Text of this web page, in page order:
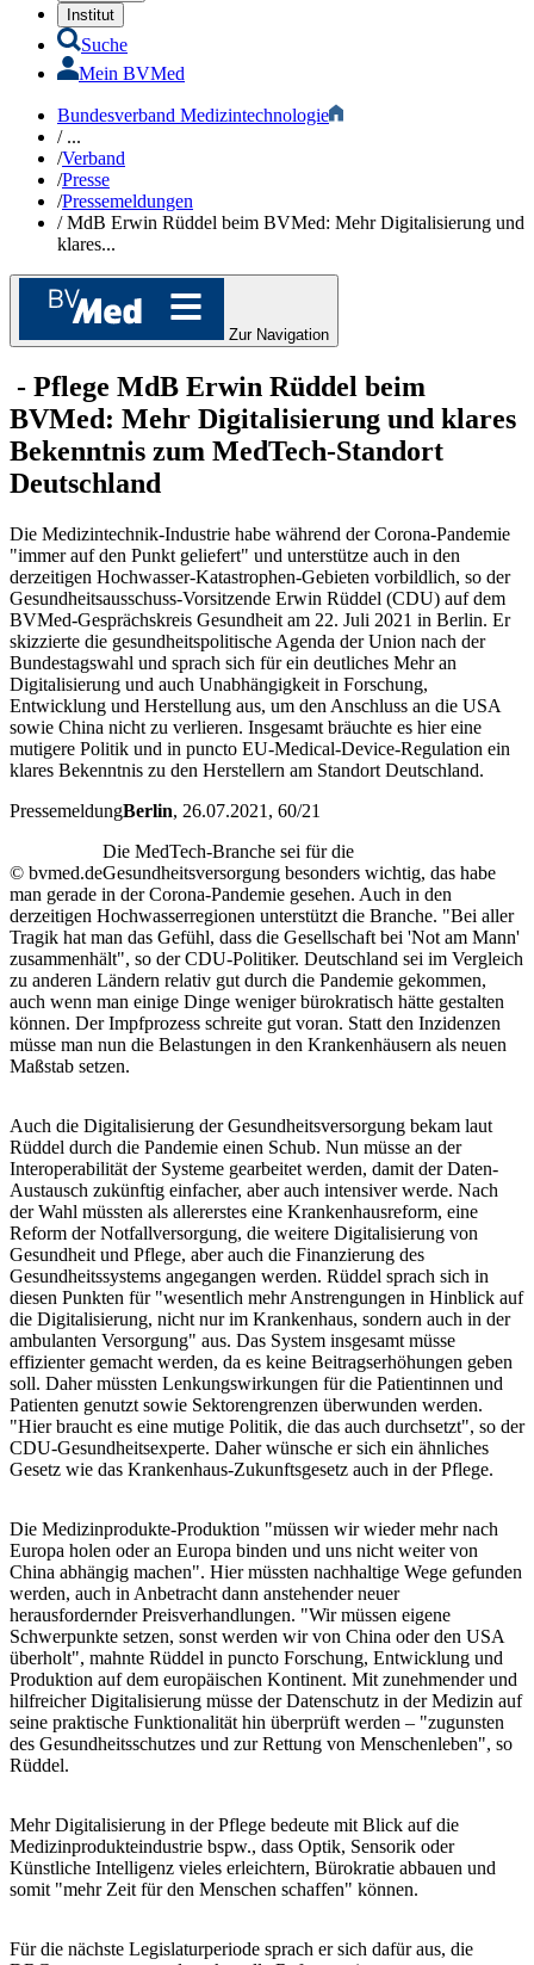
Institut
Suche
Mein BVMed
Bundesverband Medizintechnologie
/...
/Verband
/Presse
/Pressemeldungen
/MdB Erwin Rüddel beim BVMed: Mehr Digitalisierung und
klares...
Zur Navigation
- Pflege MdB Erwin Rüddel beim
BVMed: Mehr Digitalisierung und klares
Bekenntnis zum MedTech-Standort
Deutschland
Die Medizintechnik-Industrie habe während der Corona-Pandemie
"immer auf den Punkt geliefert" und unterstütze auch in den
derzeitigen Hochwasser-Katastrophen-Gebieten vorbildlich, so der
Gesundheitsausschuss-Vorsitzende Erwin Rüddel (CDU) auf dem
BVMed-Gesprächskreis Gesundheit am 22. Juli 2021 in Berlin. Er
skizzierte die gesundheitspolitische Agenda der Union nach der
Bundestagswahl und sprach sich für ein deutliches Mehr an
Digitalisierung und auch Unabhängigkeit in Forschung,
Entwicklung und Herstellung aus, um den Anschluss an die USA
sowie China nicht zu verlieren. Insgesamt bräuchte es hier eine
mutigere Politik und in puncto EU-Medical-Device-Regulation ein
klares Bekenntnis zu den Herstellern am Standort Deutschland.
PressemeldungBerlin, 26.07.2021 , 60/21
© bvmed.de
Die MedTech-Branche sei für die
Gesundheitsversorgung besonders wichtig, das habe
man gerade in der Corona-Pandemie gesehen. Auch in den
derzeitigen Hochwasserregionen unterstützt die Branche. "Bei aller
Tragik hat man das Gefühl, dass die Gesellschaft bei 'Not am Mann'
zusammenhält", so der CDU-Politiker. Deutschland sei im Vergleich
zu anderen Ländern relativ gut durch die Pandemie gekommen,
auch wenn man einige Dinge weniger bürokratisch hätte gestalten
können. Der Impfprozess schreite gut voran. Statt den Inzidenzen
müsse man nun die Belastungen in den Krankenhäusern als neuen
Maßstab setzen.
Auch die Digitalisierung der Gesundheitsversorgung bekam laut
Rüddel durch die Pandemie einen Schub. Nun müsse an der
Interoperabilität der Systeme gearbeitet werden, damit der Daten-
Austausch zukünftig einfacher, aber auch intensiver werde. Nach
der Wahl müssten als allererstes eine Krankenhausreform, eine
Reform der Notfallversorgung, die weitere Digitalisierung von
Gesundheit und Pflege, aber auch die Finanzierung des
Gesundheitssystems angegangen werden. Rüddel sprach sich in
diesen Punkten für "wesentlich mehr Anstrengungen in Hinblick auf
die Digitalisierung, nicht nur im Krankenhaus, sondern auch in der
ambulanten Versorgung" aus. Das System insgesamt müsse
effizienter gemacht werden, da es keine Beitragserhöhungen geben
soll. Daher müssten Lenkungswirkungen für die Patientinnen und
Patienten genutzt sowie Sektorengrenzen überwunden werden.
"Hier braucht es eine mutige Politik, die das auch durchsetzt", so der
CDU-Gesundheitsexperte. Daher wünsche er sich ein ähnliches
Gesetz wie das Krankenhaus-Zukunftsgesetz auch in der Pflege.
Die Medizinprodukte-Produktion "müssen wir wieder mehr nach
Europa holen oder an Europa binden und uns nicht weiter von
China abhängig machen". Hier müssten nachhaltige Wege gefunden
werden, auch in Anbetracht dann anstehender neuer
herausfordernder Preisverhandlungen. "Wir müssen eigene
Schwerpunkte setzen, sonst werden wir von China oder den USA
überholt", mahnte Rüddel in puncto Forschung, Entwicklung und
Produktion auf dem europäischen Kontinent. Mit zunehmender und
hilfreicher Digitalisierung müsse der Datenschutz in der Medizin auf
seine praktische Funktionalität hin überprüft werden – "zugunsten
des Gesundheitsschutzes und zur Rettung von Menschenleben", so
Rüddel.
Mehr Digitalisierung in der Pflege bedeute mit Blick auf die
Medizinprodukteindustrie bspw., dass Optik, Sensorik oder
Künstliche Intelligenz vieles erleichtern, Bürokratie abbauen und
somit "mehr Zeit für den Menschen schaffen" können.
Für die nächste Legislaturperiode sprach er sich dafür aus, die